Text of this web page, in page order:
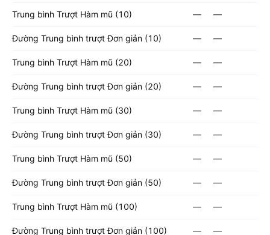
Trung bình Trượt Hàm mũ (10) — —
Đường Trung bình trượt Đơn giản (10) — —
Trung bình Trượt Hàm mũ (20) — —
Đường Trung bình trượt Đơn giản (20) — —
Trung bình Trượt Hàm mũ (30) — —
Đường Trung bình trượt Đơn giản (30) — —
Trung bình Trượt Hàm mũ (50) — —
Đường Trung bình trượt Đơn giản (50) — —
Trung bình Trượt Hàm mũ (100) — —
Đường Trung bình trượt Đơn giản (100) — —